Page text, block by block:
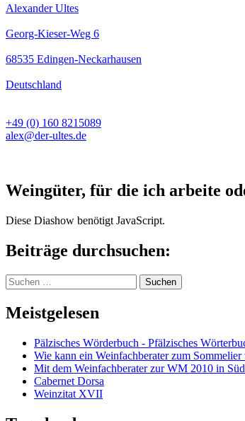
Alexander Ultes
Georg-Kieser-Weg 6
68535 Edingen-Neckarhausen
Deutschland
+49 (0) 160 8215089
alex@der-ultes.de
Weingüter, für die ich arbeite
Diese Diashow benötigt JavaScript.
Beiträge durchsuchen:
Suchen
nach:
Meistgelesen
Pälzisches Wörderbuch - Pfälzisches
Wie kann ein Weinfachberater zum Sommelier
Mit dem Weinfachberater zur WM 2010 in
Cabernet Dorsa
Weinzitat XVII